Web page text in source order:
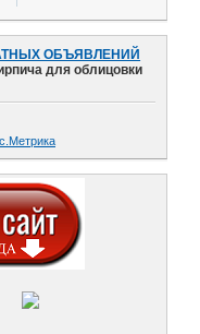
ОБЪЯВЛЕНИЙ
для облицовки